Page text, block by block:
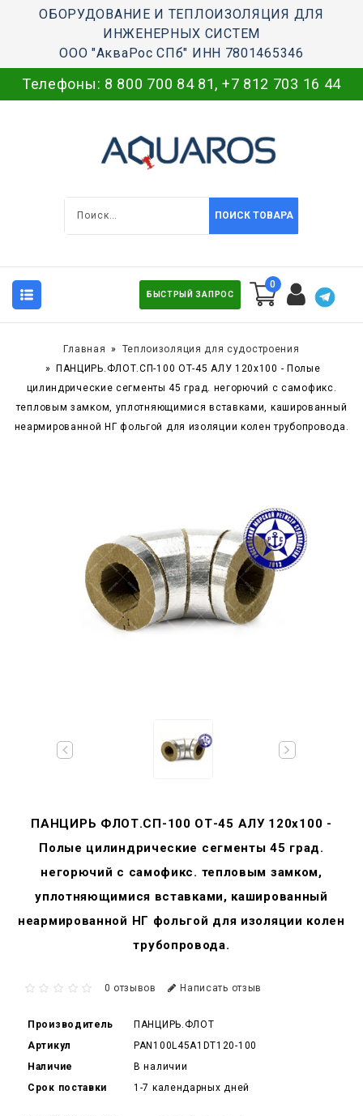
ОБОРУДОВАНИЕ И ТЕПЛОИЗОЛЯЦИЯ ДЛЯ
ИНЖЕНЕРНЫХ СИСТЕМ
ООО "АкваРос СПб" ИНН 7801465346
Телефоны: 8 800 700 84 81, +7 812 703 16 44
ПОИСК ТОВАРА
БЫСТРЫЙ ЗАПРОС
0
Главная
Теплоизоляция для судостроения
ПАНЦИРЬ.ФЛОТ.СП-100 ОТ-45 АЛУ 120x100 - Полые
цилиндрические сегменты 45 град. негорючий c самофикс.
тепловым замком, уплотняющимися вставками, кашированный
неармированной НГ фольгой для изоляции колен трубопровода.
ПАНЦИРЬ ФЛОТ.СП-100 ОТ-45 АЛУ 120x100 -
Полые цилиндрические сегменты 45 град.
негорючий c самофикс. тепловым замком,
уплотняющимися вставками, кашированный
неармированной НГ фольгой для изоляции колен
трубопровода.
0 отзывов Написать отзыв
Производитель
ПАНЦИРЬ.ФЛОТ
Артикул
PAN100L45A1DT120-100
Наличие
В наличии
Срок поставки
1-7 календарных дней